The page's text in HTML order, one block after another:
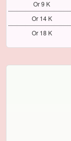
Or 9 K
Or 14 K
Or 18 K